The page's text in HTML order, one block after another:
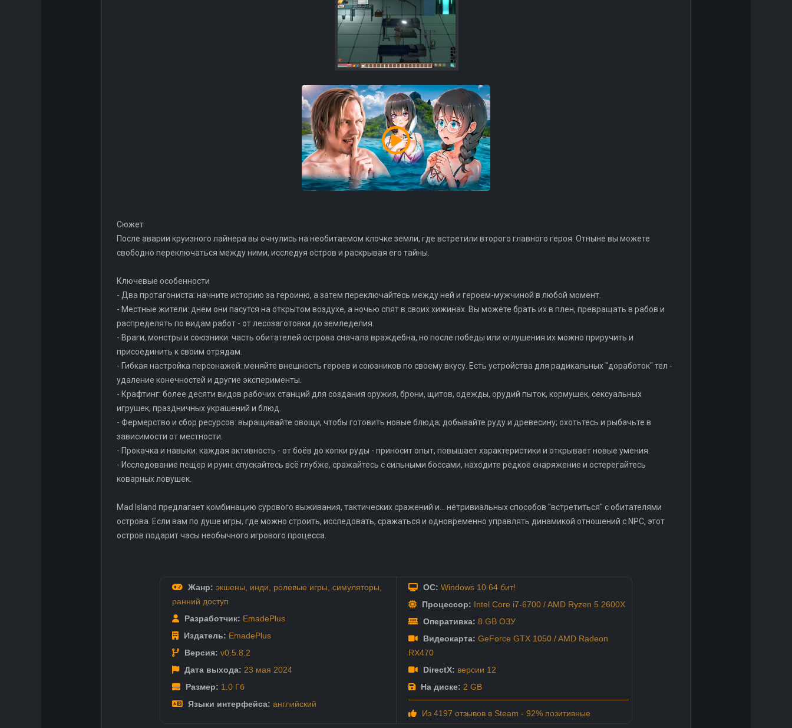
Сюжет
После аварии круизного лайнера вы очнулись на необитаемом клочке земли, где встретили второго главного героя. Отныне вы можете
свободно переключаться между ними, исследуя остров и раскрывая его тайны.
Ключевые особенности
- Два протагониста: начните историю за героиню, а затем переключайтесь между ней и героем-мужчиной в любой момент.
- Местные жители: днём они пасутся на открытом воздухе, а ночью спят в своих хижинах. Вы можете брать их в плен, превращать в рабов и
распределять по видам работ - от лесозаготовки до земледелия.
- Враги, монстры и союзники: часть обитателей острова сначала враждебна, но после победы или оглушения их можно приручить и
присоединить к своим отрядам.
- Гибкая настройка персонажей: меняйте внешность героев и союзников по своему вкусу. Есть устройства для радикальных "доработок" тел -
удаление конечностей и другие эксперименты.
- Крафтинг: более десяти видов рабочих станций для создания оружия, брони, щитов, одежды, орудий пыток, кормушек, сексуальных
игрушек, праздничных украшений и блюд.
- Фермерство и сбор ресурсов: выращивайте овощи, чтобы готовить новые блюда; добывайте руду и древесину; охотьтесь и рыбачьте в
зависимости от местности.
- Прокачка и навыки: каждая активность - от боёв до копки руды - приносит опыт, повышает характеристики и открывает новые умения.
- Исследование пещер и руин: спускайтесь всё глубже, сражайтесь с сильными боссами, находите редкое снаряжение и остерегайтесь
коварных ловушек.
Mad Island предлагает комбинацию сурового выживания, тактических сражений и... нетривиальных способов "встретиться" с обитателями
острова. Если вам по душе игры, где можно строить, исследовать, сражаться и одновременно управлять динамикой отношений с NPC, этот
остров подарит часы необычного игрового процесса.
Жанр: экшены, инди, ролевые игры, симуляторы,
ранний доступ
Разработчик: EmadePlus
Издатель: EmadePlus
Версия: v0.5.8.2
Дата выхода: 23 мая 2024
Размер: 1.0 Гб
Языки интерфейса: английский
ОС: Windows 10 64 бит!
Процессор: Intel Core i7-6700 / AMD Ryzen 5 2600X
Оперативка: 8 GB ОЗУ
Видеокарта: GeForce GTX 1050 / AMD Radeon
RX470
DirectX: версии 12
На диске: 2 GB
Из 4197 отзывов в Steam - 92% позитивные